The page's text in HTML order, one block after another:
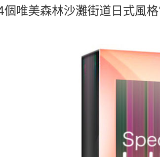
唯美森林沙灘街道日式風